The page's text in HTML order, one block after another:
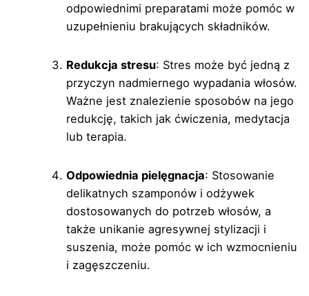
odpowiednimi preparatami może pomóc w
uzupełnieniu brakujących składników.
Redukcja stresu: Stres może być jedną z
przyczyn nadmiernego wypadania włosów.
Ważne jest znalezienie sposobów na jego
redukcję, takich jak ćwiczenia, medytacja
lub terapia.
Odpowiednia pielęgnacja: Stosowanie
delikatnych szamponów i odżywek
dostosowanych do potrzeb włosów, a
także unikanie agresywnej stylizacji i
suszenia, może pomóc w ich wzmocnieniu
i zagęszczeniu.